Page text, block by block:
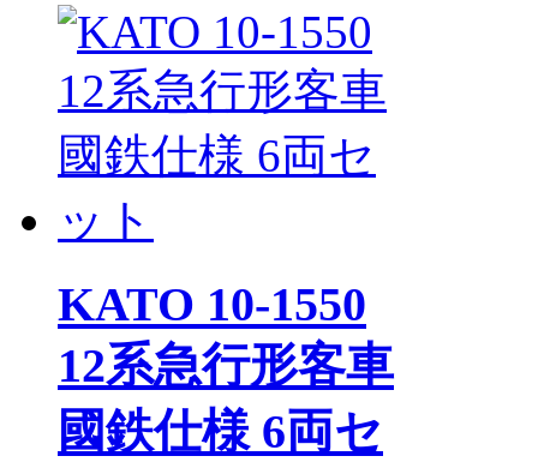
KATO 10-1550
12系急行形客車
國鉄仕様 6両セ